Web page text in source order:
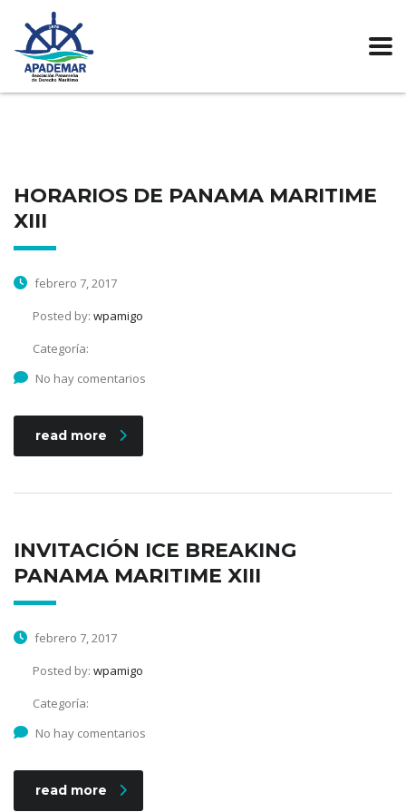
HORARIOS DE PANAMA MARITIME
XIII
febrero 7, 2017
Posted by: wpamigo
Categoría:
No hay comentarios
read more
INVITACIÓN ICE BREAKING
PANAMA MARITIME XIII
febrero 7, 2017
Posted by: wpamigo
Categoría:
No hay comentarios
read more